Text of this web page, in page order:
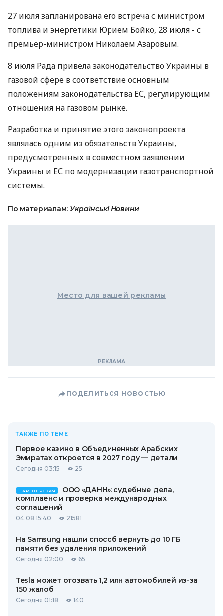
27 июля запланирована его встреча с министром
топлива и энергетики Юрием Бойко, 28 июля - с
премьер-министром Николаем Азаровым.
8 июля Рада привела законодательство Украины в
газовой сфере в соответствие основным
положениям законодательства ЕС, регулирующим
отношения на газовом рынке.
Разработка и принятие этого законопроекта
являлась одним из обязательств Украины,
предусмотренных в совместном заявлении
Украины и ЕС по модернизации газотранспортной
системы.
По материалам: Українські Новини
Место для вашей рекламы
ПОДЕЛИТЬСЯ НОВОСТЬЮ
ТАКЖЕ ПО ТЕМЕ
Первое казино в Объединенных Арабских
Эмиратах откроется в 2027 году — детали
Сегодня 03:15 25
ПАРТНЕРСКАЯ
ООО «ДАНН»: судебные дела,
комплаенс и проверка международных
соглашений
04.08 15:40 21581
На Samsung нашли способ вернуть до 10 ГБ
памяти без удаления приложений
Сегодня 02:00 65
Tesla может отозвать 1,2 млн автомобилей из-за
150 жалоб
Сегодня 01:18 140